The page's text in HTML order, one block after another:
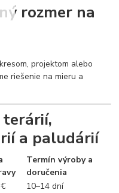
rozmer na
projektom alebo
riešenie na mieru a
terárií,
a paludárií
Termín výroby a
doručenia
10–14 dní